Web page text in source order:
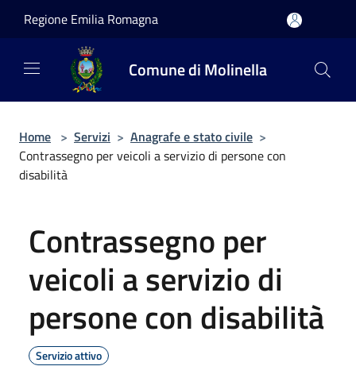
Regione Emilia Romagna
Comune di Molinella
Home > Servizi > Anagrafe e stato civile >
Contrassegno per veicoli a servizio di persone con
disabilità
Contrassegno per
veicoli a servizio di
persone con disabilità
Servizio attivo